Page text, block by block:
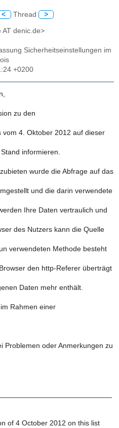
< Thread >
AT denic.de>
Sicherheitseinstellungen im
+0200
zu den
vom 4. Oktober 2012 auf dieser
informieren.
wurde die Abfrage auf das
und die darin verwendete
Ihre Daten vertraulich und
des Nutzers kann die Quelle
verwendeten Methode besteht
den http-Referer überträgt
Daten mehr enthält.
Rahmen einer
Problemen oder Anmerkungen zu
of 4 October 2012 on this list